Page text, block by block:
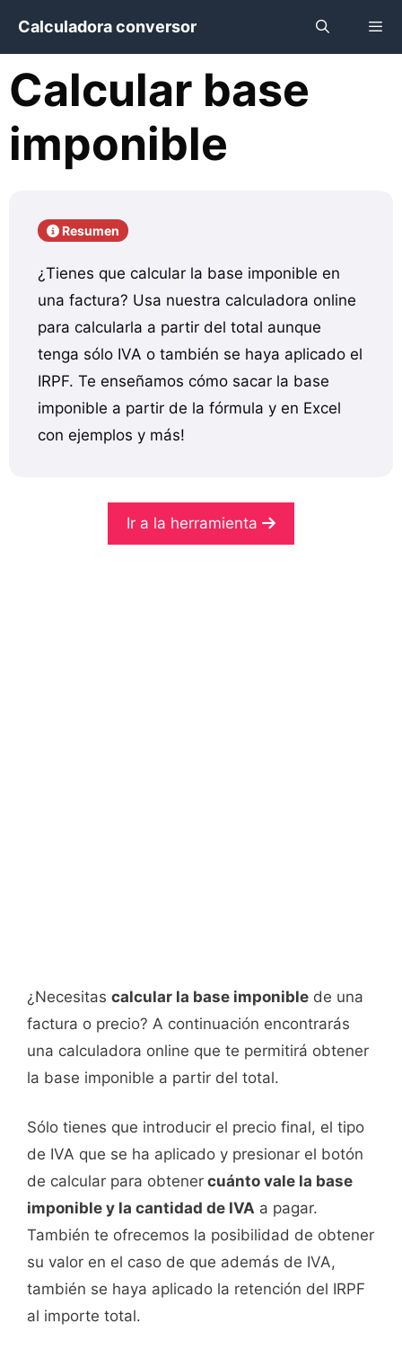
contenido
Calculadora conversor
Calcular base
imponible
Resumen
¿Tienes que calcular la base imponible en
una factura? Usa nuestra calculadora online
para calcularla a partir del total aunque
tenga sólo IVA o también se haya aplicado el
IRPF. Te enseñamos cómo sacar la base
imponible a partir de la fórmula y en Excel
con ejemplos y más!
Ir a la herramienta
¿Necesitas calcular la base imponible de una
factura o precio? A continuación encontrarás
una calculadora online que te permitirá obtener
la base imponible a partir del total.
Sólo tienes que introducir el precio final, el tipo
de IVA que se ha aplicado y presionar el botón
de calcular para obtener cuánto vale la base
imponible y la cantidad de IVA a pagar.
También te ofrecemos la posibilidad de obtener
su valor en el caso de que además de IVA,
también se haya aplicado la retención del IRPF
al importe total.